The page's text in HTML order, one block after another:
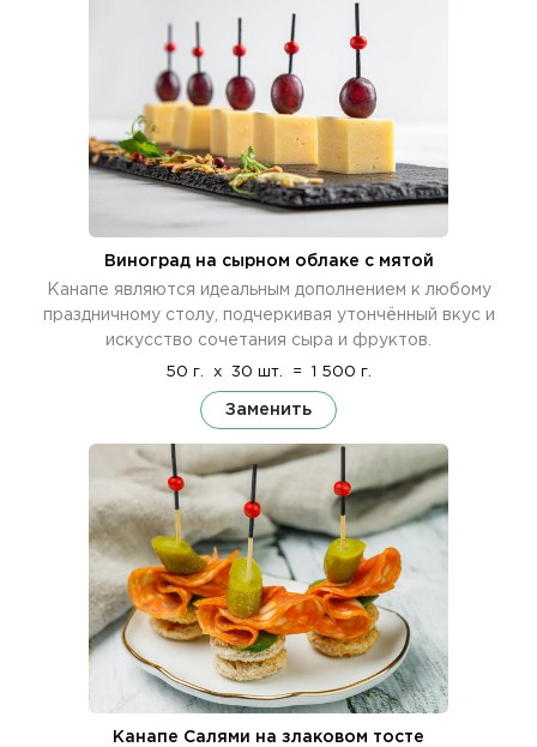
Виноград на сырном облаке с мятой
Канапе являются идеальным дополнением к любому
праздничному столу, подчеркивая утончённый вкус и
искусство сочетания сыра и фруктов.
50 г. x 30 шт. = 1 500 г.
Заменить
Канапе Салями на злаковом тосте